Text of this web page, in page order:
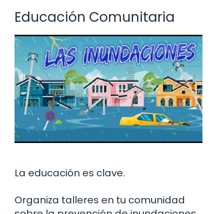
Educación Comunitaria
La educación es clave.
Organiza talleres en tu comunidad